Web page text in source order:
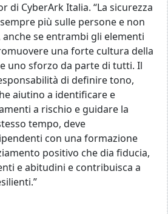
di CyberArk Italia. “La sicurezza
più sulle persone e non
se entrambi gli elementi
una forte cultura della
uno sforzo da parte di tutti. Il
di definire tono,
aiutino a identificare e
a rischio e guidare la
tempo, deve
con una formazione
positivo che dia fiducia,
e abitudini e contribuisca a